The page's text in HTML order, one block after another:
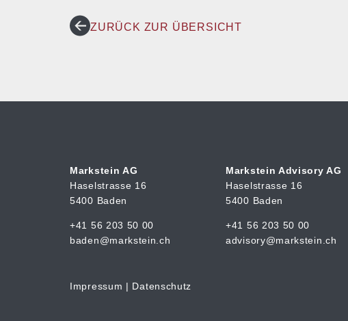
ZURÜCK ZUR ÜBERSICHT
Markstein AG
Haselstrasse 16
5400 Baden
+41 56 203 50 00
baden@markstein.ch
Markstein Advisory AG
Haselstrasse 16
5400 Baden
+41 56 203 50 00
advisory@markstein.ch
Impressum | Datenschutz